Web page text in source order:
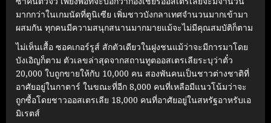
มากกว่าในเกมนัดที่ตูนิเซีย เพิ่มชาวบังกลาเทศจำนวนมากเข้ามา
ผสมกัน ทุกคนมีความสนุกสนานมากมายแม้จะไม่มีคุณสมบัติก็ตาม
ไม่เห็นเสื้อ ซอคเกอร์รูส์ สักตัวเดียวในฝูงชนแม้ว่าจะมีการมาโดย
บังเอิญก็ตาม ตัวเลขล่าสุดจากสถานทูตออสเตรเลียระบุว่าตั๋ว
20,000 ใบถูกขายให้กับ 10,000 คน สองพันคนเป็นชาวต่างชาติที่
อาศัยอยู่ในกาตาร์ ในขณะที่อีก 8,000 คนที่เหลือมีแนวโน้มว่าจะ
ถูกซื้อโดยชาวออสเตรเลีย 18,000 คนที่อาศัยอยู่ในสหรัฐอาหรับเอ
มิเรตส์